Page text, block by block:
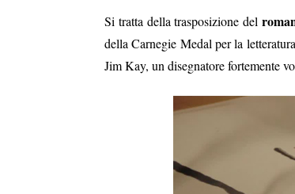
Si tratta della trasposizione del
della Carnegie Medal per la
Jim Kay, un disegnatore fortemente